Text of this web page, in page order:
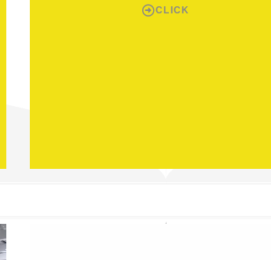
CLICK